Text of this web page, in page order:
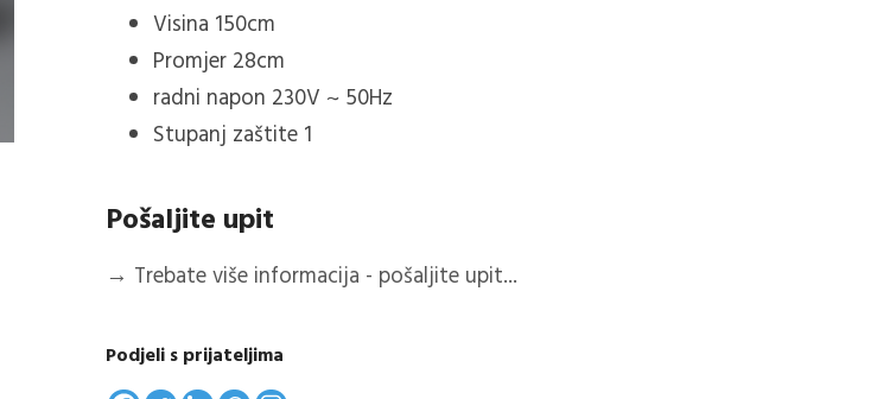
Visina 150cm
Promjer 28cm
radni napon 230V ~ 50Hz
Stupanj zaštite 1
Pošaljite upit
→ Trebate više informacija - pošaljite upit...
Podjeli s prijateljima